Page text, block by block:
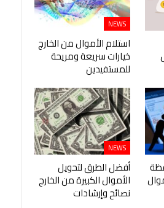
NEWS
استلام الأموال من الخارج
خيارات سريعة ومريحة
للمستفيدين
NEWS
أفضل الطرق لتحويل
الأموال الكبيرة من الخارج
نصائح وإرشادات